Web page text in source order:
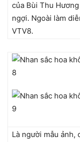
của Bùi Thu
ngợi. Ngoài làm
VTV8.
Là người mẫu